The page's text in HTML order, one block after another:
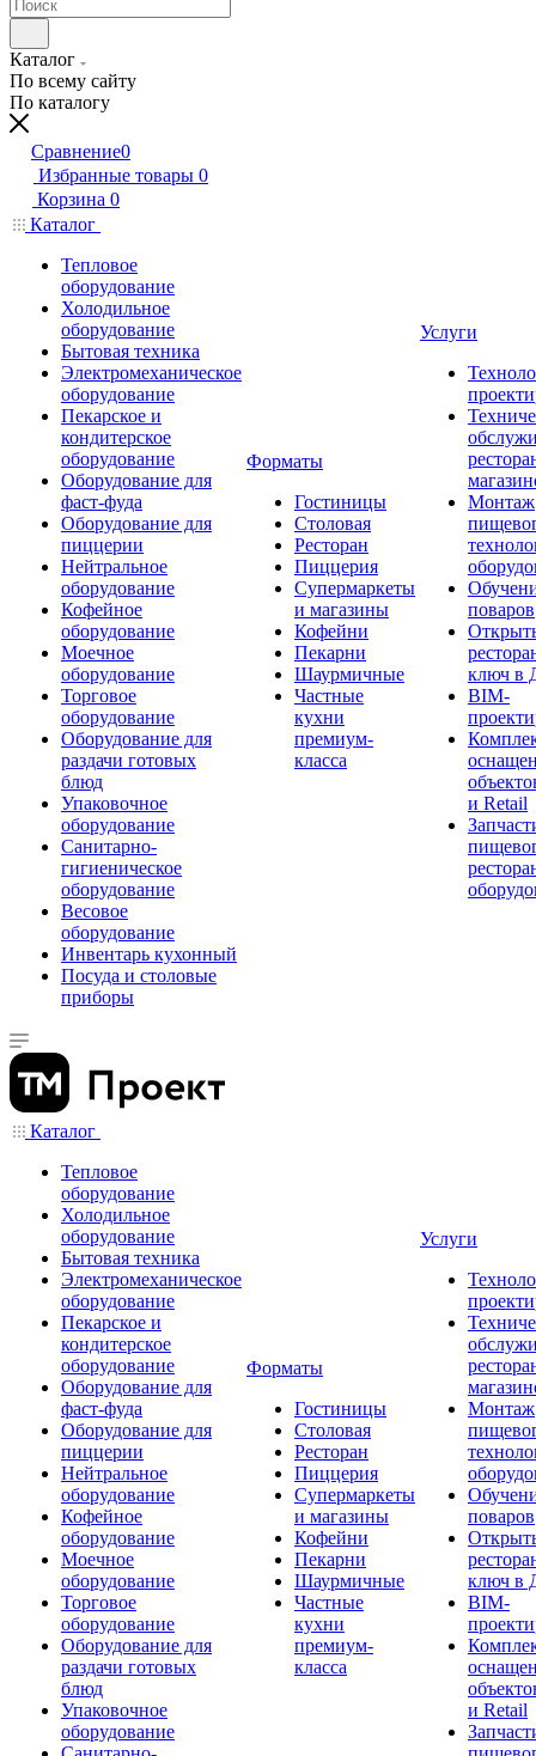
Каталог
По всему сайту
По каталогу
Сравнение0
Избранные товары 0
Корзина 0
Каталог
Тепловое
оборудование
Холодильное
оборудование
Бытовая техника
Электромеханическое
оборудование
Пекарское и
кондитерское
оборудование
Оборудование для
фаст-фуда
Оборудование для
пиццерии
Нейтральное
оборудование
Кофейное
оборудование
Моечное
оборудование
Торговое
оборудование
Оборудование для
раздачи готовых
блюд
Упаковочное
оборудование
Санитарно-
гигиеническое
оборудование
Весовое
оборудование
Инвентарь кухонный
Посуда и столовые
приборы
Форматы
Гостиницы
Столовая
Ресторан
Пиццерия
Супермаркеты
и магазины
Кофейни
Пекарни
Шаурмичные
Частные
кухни
премиум-
класса
Услуги
Монтаж
поваров
ключ в
BIM-
и Retail
Каталог
Тепловое
оборудование
Холодильное
оборудование
Бытовая техника
Электромеханическое
оборудование
Пекарское и
кондитерское
оборудование
Оборудование для
фаст-фуда
Оборудование для
пиццерии
Нейтральное
оборудование
Кофейное
оборудование
Моечное
оборудование
Торговое
оборудование
Оборудование для
раздачи готовых
блюд
Упаковочное
оборудование
Форматы
Гостиницы
Столовая
Ресторан
Пиццерия
Супермаркеты
и магазины
Кофейни
Пекарни
Шаурмичные
Частные
кухни
премиум-
класса
Услуги
Монтаж
поваров
ключ в
BIM-
и Retail